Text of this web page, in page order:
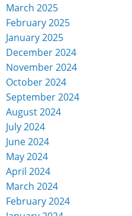
March 2025
February 2025
January 2025
December 2024
November 2024
October 2024
September 2024
August 2024
July 2024
June 2024
May 2024
April 2024
March 2024
February 2024